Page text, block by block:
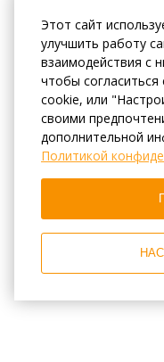
Этот сайт
улучшить работу
взаимодействия с
чтобы
cookie, или
своими
дополнительной
Политикой